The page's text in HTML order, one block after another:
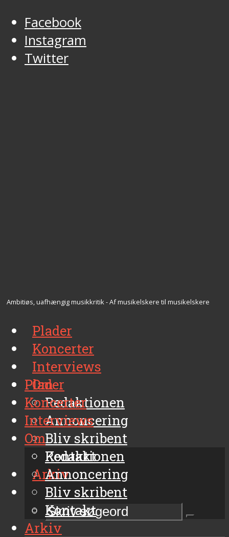
Facebook
Instagram
Twitter
Ambitiøs, uafhængig musikkritik - Af musikelskere til musikelskere
Plader
Koncerter
Interviews
Om
Redaktionen
Annoncering
Bliv skribent
Kontakt
Arkiv
Plader
Koncerter
Interviews
Om
Redaktionen
Annoncering
Bliv skribent
Kontakt
Arkiv